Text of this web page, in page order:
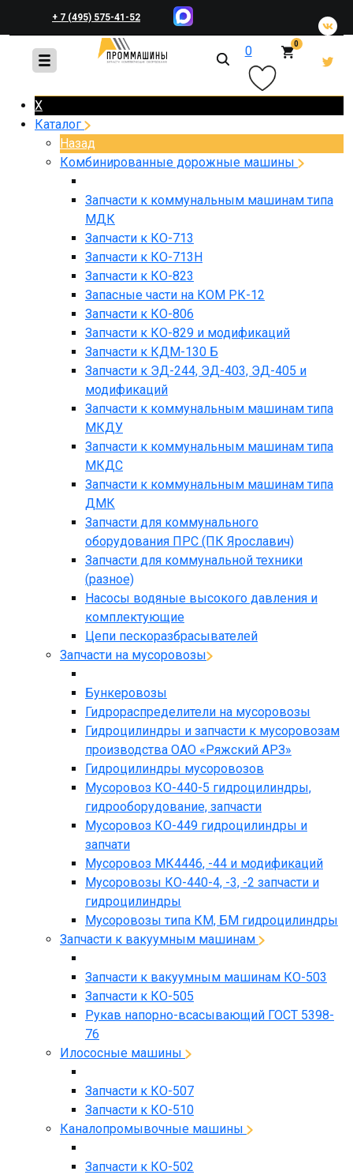
+ 7 (495) 575-41-52
+ 7 (495) 648-45-83 0 0
X
Каталог
Назад
Комбинированные дорожные машины
Запчасти к коммунальным машинам типа
МДК
Запчасти к КО-713
Запчасти к КО-713Н
Запчасти к КО-823
Запасные части на КОМ РК-12
Запчасти к КО-806
Запчасти к КО-829 и модификаций
Запчасти к КДМ-130 Б
Запчасти к ЭД-244, ЭД-403, ЭД-405 и
модификаций
Запчасти к коммунальным машинам типа
МКДУ
Запчасти к коммунальным машинам типа
МКДС
Запчасти к коммунальным машинам типа
ДМК
Запчасти для коммунального
оборудования ПРС (ПК Ярославич)
Запчасти для коммунальной техники
(разное)
Насосы водяные высокого давления и
комплектующие
Цепи пескоразбрасывателей
Запчасти на мусоровозы
Бункеровозы
Гидрораспределители на мусоровозы
Гидроцилиндры и запчасти к мусоровозам
производства ОАО «Ряжский АРЗ»
Гидроцилиндры мусоровозов
Мусоровоз КО-440-5 гидроцилиндры,
гидрооборудование, запчасти
Мусоровоз КО-449 гидроцилиндры и
запчати
Мусоровоз МК4446, -44 и модификаций
Мусоровозы КО-440-4, -3, -2 запчасти и
гидроцилиндры
Мусоровозы типа КМ, БМ гидроцилиндры
Запчасти к вакуумным машинам
Запчасти к вакуумным машинам КО-503
Запчасти к КО-505
Рукав напорно-всасывающий ГОСТ 5398-
76
Илососные машины
Запчасти к КО-507
Запчасти к КО-510
Каналопромывочные машины
Запчасти к КО-502